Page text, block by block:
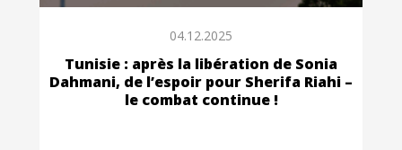
04.12.2025
Tunisie : après la libération de Sonia
Dahmani, de l’espoir pour Sherifa Riahi –
le combat continue !